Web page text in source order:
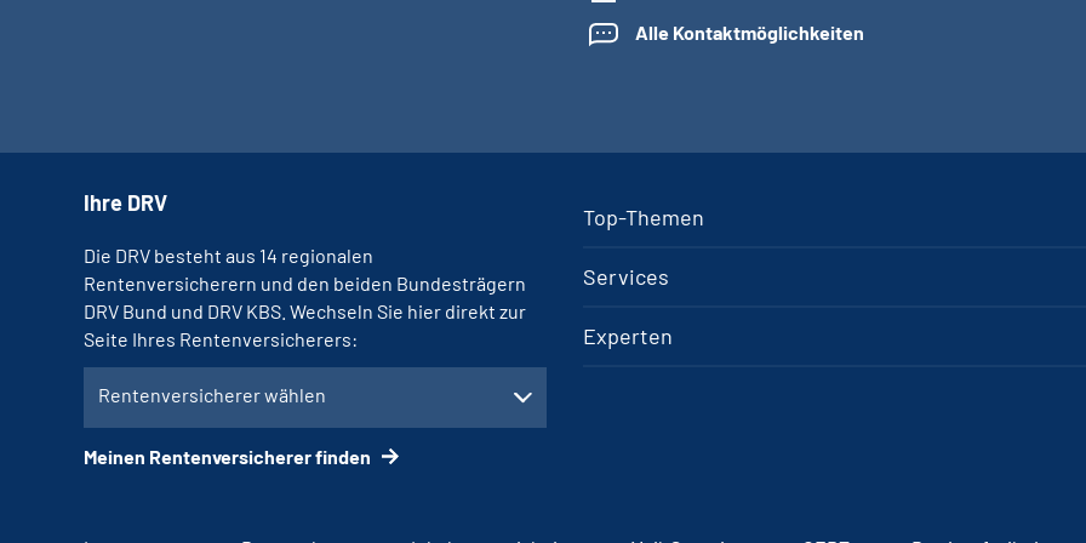
Alle Kontaktmöglichkeiten
Top-Themen
Services
Experten
Ihre DRV
Die DRV besteht aus 14 regionalen
Rentenversicherern und den beiden Bundesträgern
DRV Bund und DRV KBS. Wechseln Sie hier direkt zur
Seite Ihres Rentenversicherers:
Rentenversicherer wählen
Meinen Rentenversicherer finden